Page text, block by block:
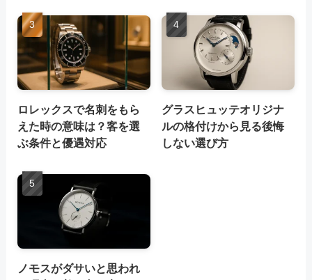
ロレックスで名刺をもら
えた時の意味は？客を選
ぶ条件と優遇対応
グラスヒュッテオリジナ
ルの格付けから見る後悔
しない選び方
ノモスがダサいと思われ